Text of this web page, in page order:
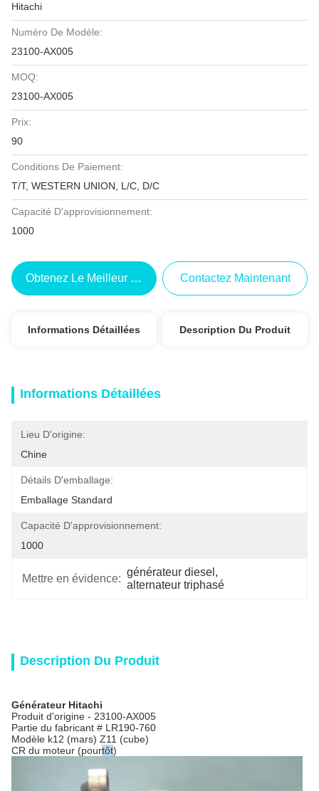
Hitachi
Numéro De Modèle:
23100-AX005
MOQ:
23100-AX005
Prix:
90
Conditions De Paiement:
T/T, WESTERN UNION, L/C, D/C
Capacité D'approvisionnement:
1000
Obtenez Le Meilleur Prix Contactez Maintenant
Informations Détaillées Description Du Produit
Informations Détaillées
Lieu D'origine:
Chine
Détails D'emballage:
Emballage Standard
Capacité D'approvisionnement:
1000
Mettre en évidence:
générateur diesel ,
alternateur triphasé
Description Du Produit
Générateur Hitachi
Produit d'origine - 23100-AX005
Partie du fabricant # LR190-760
Modèle k12 (mars) Z11 (cube)
CR du moteur (pourtôt)